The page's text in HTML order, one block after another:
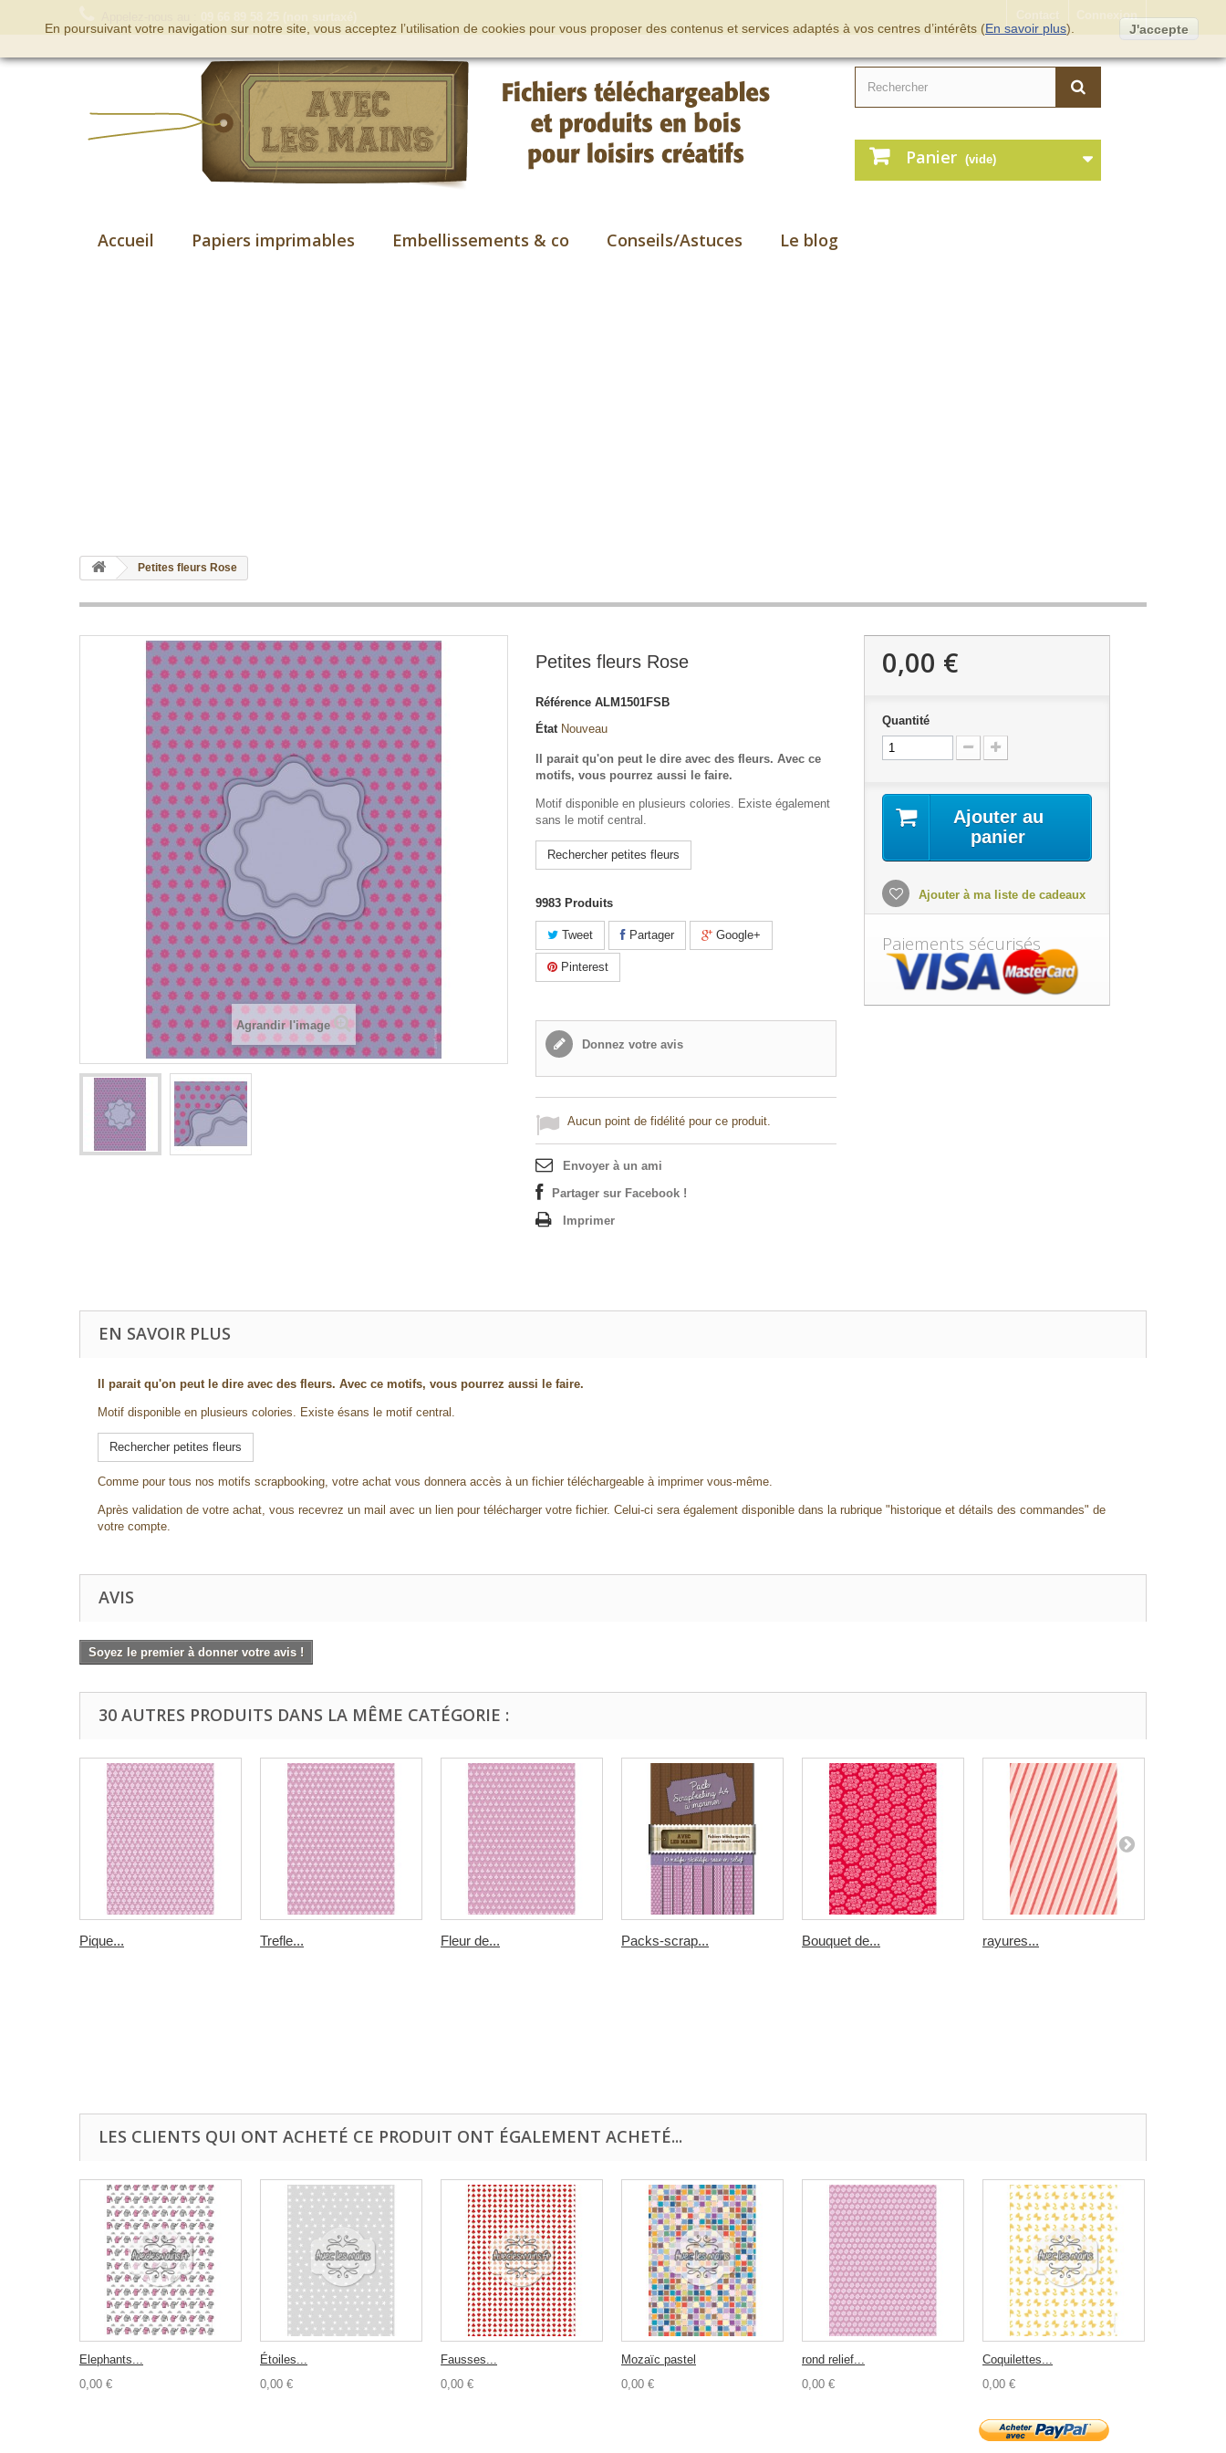
Connexion
Panier (vide)
Accueil Papiers imprimables Embellissements & co Conseils/Astuces Le blog
Petites fleurs Rose
Agrandir l'image
Petites fleurs Rose
Référence ALM1501FSB
État Nouveau
Il parait qu'on peut le dire avec des fleurs. Avec ce
motifs, vous pourrez aussi le faire.
Motif disponible en plusieurs colories. Existe également
sans le motif central.
Rechercher petites fleurs
9983 Produits
Tweet Partager Google+
Pinterest
Donnez votre avis
Aucun point de fidélité pour ce produit.
Envoyer à un ami
Partager sur Facebook !
Imprimer
0,00 €
Quantité
Ajouter au
panier
Ajouter à ma liste de cadeaux
Paiements sécurisés
EN SAVOIR PLUS
Il parait qu'on peut le dire avec des fleurs. Avec ce motifs, vous pourrez aussi le faire.
Motif disponible en plusieurs colories. Existe ésans le motif central.
Rechercher petites fleurs
Comme pour tous nos motifs scrapbooking, votre achat vous donnera accès à un fichier téléchargeable à imprimer vous-même.
Après validation de votre achat, vous recevrez un mail avec un lien pour télécharger votre fichier. Celui-ci sera également disponible dans la rubrique "historique et détails des commandes" de
votre compte.
AVIS
Soyez le premier à donner votre avis !
30 AUTRES PRODUITS DANS LA MÊME CATÉGORIE :
Pique... Trefle... Fleur de... Packs-scrap... Bouquet de... rayures...
LES CLIENTS QUI ONT ACHETÉ CE PRODUIT ONT ÉGALEMENT ACHETÉ...
Elephants...
0,00 €
Étoiles...
0,00 €
Fausses...
0,00 €
Mozaïc pastel
0,00 €
rond relief...
0,00 €
Coquilettes...
0,00 €
En poursuivant votre navigation sur notre site, vous acceptez l’utilisation de cookies pour vous proposer des contenus et services adaptés à vos centres d’intérêts (En savoir plus). J'accepte